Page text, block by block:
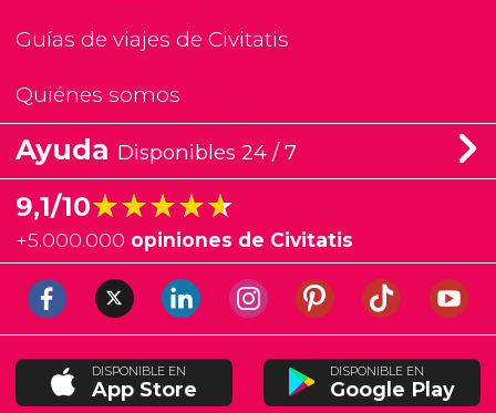
Guías de viajes de Civitatis
Quiénes somos
Ayuda Disponibles 24 / 7
9,1/10★★★★★
★★★★★
+5.000.000 opiniones de Civitatis
DISPONIBLE EN
App Store
DISPONIBLE EN
Google Play